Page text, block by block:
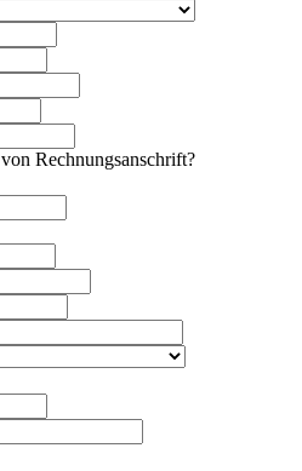
Rechnungsanschrift?